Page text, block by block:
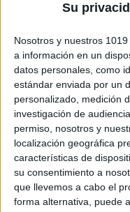
Su
Nosotros y nuestros 1019
a información en un
datos personales, como
estándar enviada por un
personalizado, medición
investigación de
permiso, nosotros y
localización geográfica
características de
su consentimiento a
que llevemos a cabo el
forma alternativa, puede
http://